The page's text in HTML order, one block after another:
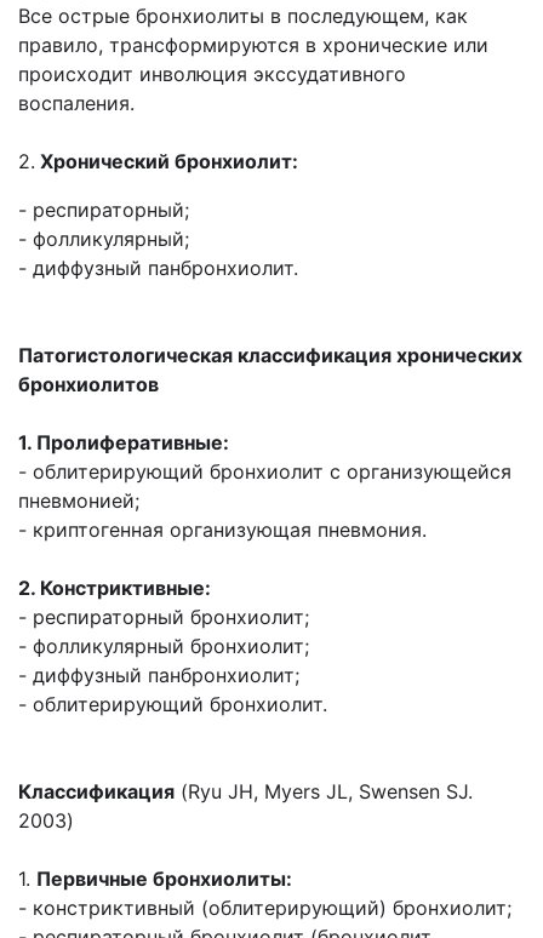
Все острые бронхиолиты в последующем, как
правило, трансформируются в хронические или
происходит инволюция экссудативного
воспаления.
2. Хронический бронхиолит:
- респираторный;
- фолликулярный;
- диффузный панбронхиолит.
Патогистологическая классификация хронических
бронхиолитов
1. Пролиферативные:
- облитерирующий бронхиолит с организующейся
пневмонией;
- криптогенная организующая пневмония.
2. Констриктивные:
- респираторный бронхиолит;
- фолликулярный бронхиолит;
- диффузный панбронхиолит;
- облитерирующий бронхиолит.
Классификация (Ryu JH, Myers JL, Swensen SJ.
2003)
1. Первичные бронхиолиты:
- констриктивный (облитерирующий) бронхиолит;